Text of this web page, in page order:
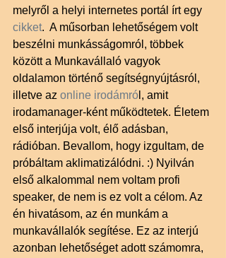
melyről a helyi internetes portál írt egy
cikket.  A műsorban lehetőségem volt
beszélni munkásságomról, többek
között a Munkavállaló vagyok
oldalamon történő segítségnyújtásról,
illetve az online irodámró l, amit
irodamanager-ként működtetek. Életem
első interjúja volt, élő adásban,
rádióban. Bevallom, hogy izgultam, de
próbáltam aklimatizálódni. :) Nyilván
első alkalommal nem voltam profi
speaker, de nem is ez volt a célom. Az
én hivatásom, az én munkám a
munkavállalók segítése. Ez az interjú
azonban lehetőséget adott számomra,